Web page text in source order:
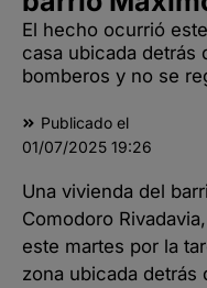
El hecho ocurrió
casa ubicada detrás
bomberos y no se
Publicado el
01/07/2025 19:26
Una vivienda del
Comodoro
este martes por la
zona ubicada